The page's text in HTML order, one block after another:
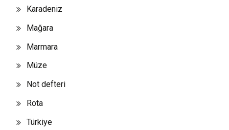
Karadeniz
Mağara
Marmara
Müze
Not defteri
Rota
Türkiye